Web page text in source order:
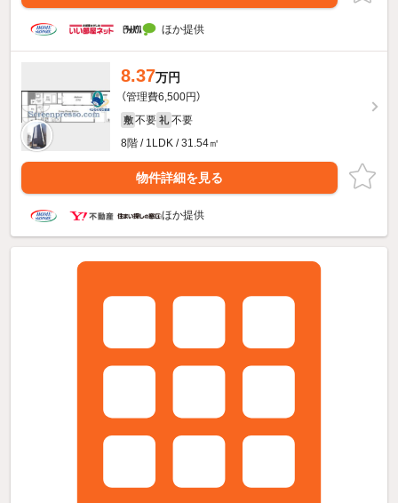
ほか提供
8.37万円
（管理費6,500円）
敷 不要 礼 不要
8階 / 1LDK / 31.54㎡
物件詳細を見る
ほか提供